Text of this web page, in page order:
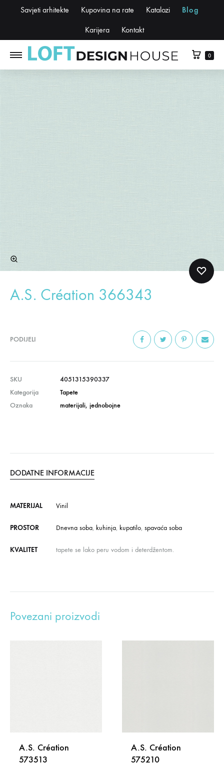
Savjeti arhitekte Kupovina na rate Katalozi Blog
Karijera Kontakt
0
A.S. Création 366343
PODIJELI
SKU
4051315390337
Kategorija
Tapete
Oznaka
materijali, jednobojne
DODATNE INFORMACIJE
MATERIJAL Vinil
PROSTOR Dnevna soba, kuhinja, kupatilo, spavaća soba
KVALITET tapete se lako peru vodom i deterdžentom.
Povezani proizvodi
A.S. Création
573513
A.S. Création
575210